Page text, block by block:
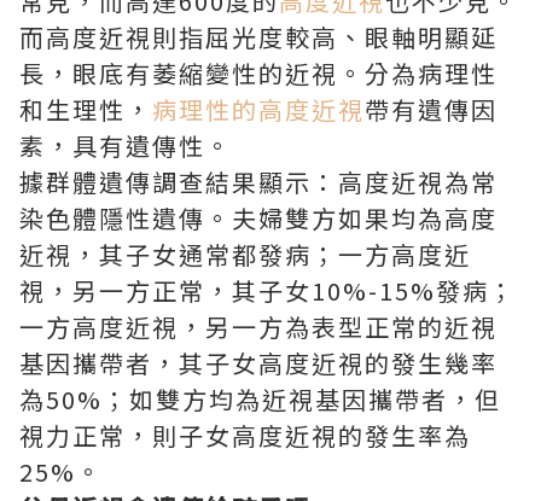
而高度近視則指屈光度較高、眼軸明顯延
長，眼底有萎縮變性的近視。分為病理性
和生理性， 病理性的高度近視帶有遺傳因
素，具有遺傳性。
據群體遺傳調查結果顯示：高度近視為常
染色體隱性遺傳。夫婦雙方如果均為高度
近視，其子女通常都發病；一方高度近
視，另一方正常，其子女10%-15%發病；
一方高度近視，另一方為表型正常的近視
基因攜帶者，其子女高度近視的發生幾率
為50%；如雙方均為近視基因攜帶者，但
視力正常，則子女高度近視的發生率為
25%。